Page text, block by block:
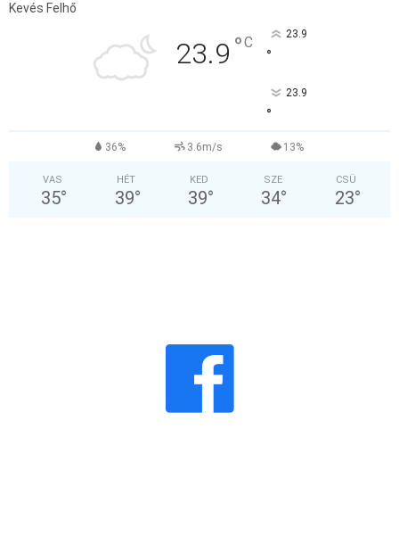
Kevés Felhő
23.9 °C 23.9
°
23.9
°
36% 3.6m/s 13%
VAS
35°
HÉT
39°
KED
39°
SZE
34°
CSÜ
23°